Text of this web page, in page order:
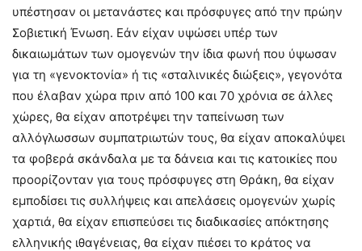
υπέστησαν οι μετανάστες και πρόσφυγες από την πρώην
Σοβιετική Ένωση. Εάν είχαν υψώσει υπέρ των
δικαιωμάτων των ομογενών την ίδια φωνή που ύψωσαν
για τη «γενοκτονία» ή τις «σταλινικές διώξεις», γεγονότα
που έλαβαν χώρα πριν από 100 και 70 χρόνια σε άλλες
χώρες, θα είχαν αποτρέψει την ταπείνωση των
αλλόγλωσσων συμπατριωτών τους, θα είχαν αποκαλύψει
τα φοβερά σκάνδαλα με τα δάνεια και τις κατοικίες που
προορίζονταν για τους πρόσφυγες στη Θράκη, θα είχαν
εμποδίσει τις συλλήψεις και απελάσεις ομογενών χωρίς
χαρτιά, θα είχαν επισπεύσει τις διαδικασίες απόκτησης
ελληνικής ιθαγένειας, θα είχαν πιέσει το κράτος να